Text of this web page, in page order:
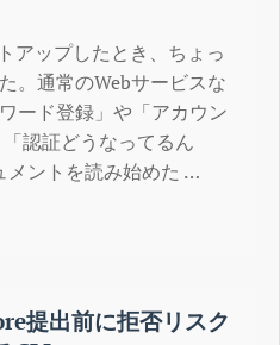
アップしたとき、ちょっ
。通常のWebサービスな
ード登録」や「アカウン
認証どうなってるん
メントを読み始めた …
提出前に拒否リスク